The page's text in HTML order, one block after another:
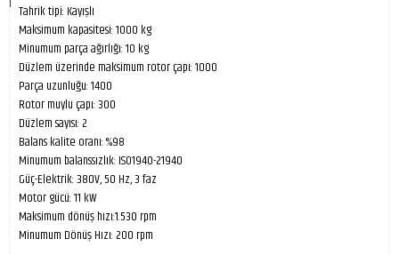
Tahrik tipi: Kayışlı
Maksimum kapasitesi: 1000 kg
Minumum parça ağırlığı: 10 kg
Düzlem üzerinde maksimum rotor çapı: 1000
Parça uzunluğu: 1400
Rotor muylu çapı: 300
Düzlem sayısı: 2
Balans kalite oranı: %98
Minumum balanssızlık: ISO1940-21940
Güç-Elektrik: 380V, 50 Hz, 3 faz
Motor gücü: 11 kW
Maksimum dönüş hızı:1.530 rpm
Minumum Dönüş Hızı: 200 rpm